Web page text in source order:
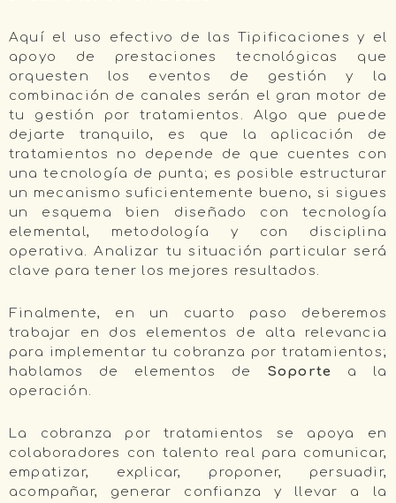
Aquí el uso efectivo de las Tipificaciones y el
apoyo de prestaciones tecnológicas que
orquesten los eventos de gestión y la
combinación de canales serán el gran motor de
tu gestión por tratamientos. Algo que puede
dejarte tranquilo, es que la aplicación de
tratamientos no depende de que cuentes con
una tecnología de punta; es posible estructurar
un mecanismo suficientemente bueno, si sigues
un esquema bien diseñado con tecnología
elemental, metodología y con disciplina
operativa. Analizar tu situación particular será
clave para tener los mejores resultados.
Finalmente, en un cuarto paso deberemos
trabajar en dos elementos de alta relevancia
para implementar tu cobranza por tratamientos;
hablamos de elementos de Soporte
a la
operación.
La cobranza por tratamientos se apoya en
colaboradores con talento real para comunicar,
empatizar, explicar, proponer, persuadir,
acompañar, generar confianza y llevar a la